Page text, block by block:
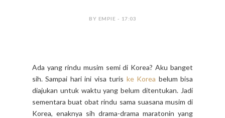
BY EMPIE - 17:03
Ada yang rindu musim semi di Korea?Aku banget
sih.Sampai hari ini visa turis ke Korea belum bisa
diajukan untuk waktu yang belum ditentukan. Jadi
sementara buat obat rindu sama suasana musim di
Korea, enaknya sih drama-drama maratonin yang